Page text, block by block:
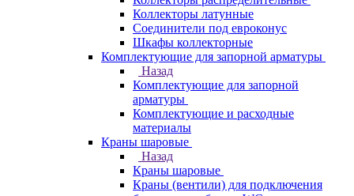
Коллекторы латунные
Соединители под евроконус
Шкафы коллекторные
Комплектующие для запорной арматуры
Назад
Комплектующие для запорной
арматуры
Комплектующие и расходные
материалы
Краны шаровые
Назад
Краны шаровые
Краны (вентили) для подключения